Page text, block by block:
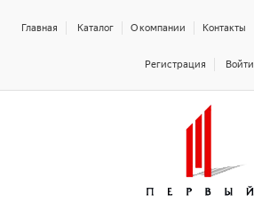
Главная Каталог О компании Контакты
Регистрация Войти